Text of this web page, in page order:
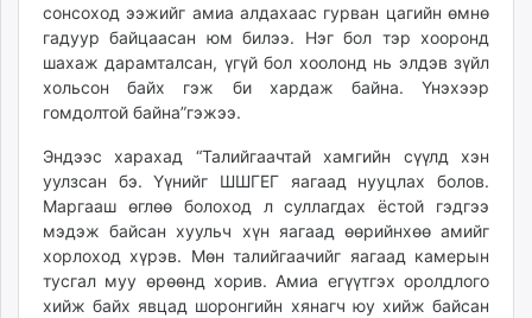
сонсоход ээжийг амиа алдахаас гурван цагийн өмнө
гадуур байцаасан юм билээ. Нэг бол тэр хооронд
шахаж дарамталсан, үгүй бол хоолонд нь элдэв зүйл
хольсон байх гэж би хардаж байна. Үнэхээр
гомдолтой байна”гэжээ.
Эндээс харахад “Талийгаачтай хамгийн сүүлд хэн
уулзсан бэ. Үүнийг ШШГЕГ яагаад нууцлах болов.
Маргааш өглөө болоход л суллагдах ёстой гэдгээ
мэдэж байсан хуульч хүн яагаад өөрийнхөө амийг
хорлоход хүрэв. Мөн талийгаачийг яагаад камерын
тусгал муу өрөөнд хорив. Амиа егүүтгэх оролдлого
хийж байх явцад шоронгийн хянагч юу хийж байсан